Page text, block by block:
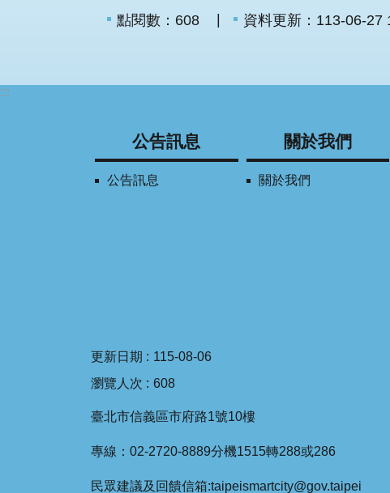
點閱數： 608 資料更新：113-06-27
:::
公告訊息
公告訊息
關於我們
關於我們
更新日期
115-08-06
瀏覽人次
608
臺北市信義區市府路1號10樓
專線：02-2720-8889分機1515轉288或286
民眾建議及回饋信箱:taipeismartcity@gov.taipei